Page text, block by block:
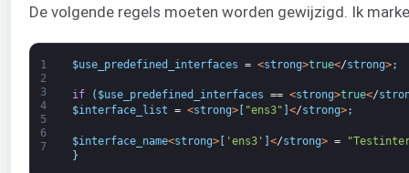
De volgende regels moeten worden gewijzigd. Ik
1
2
3
4
5
6
7
$use_predefined_interfaces = <strong>true</strong>;
if ( $use_predefined_interfaces == <strong>true</
$interface_list = <strong>[ "ens3" </strong>;
$interface_name<strong>[ 'ens3' ] </strong> =
}